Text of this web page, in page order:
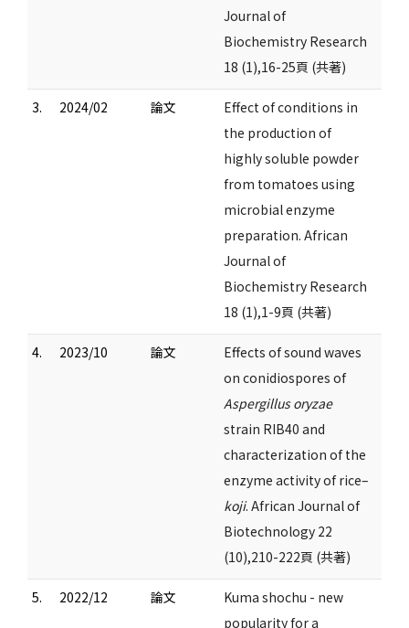
Journal of
Biochemistry Research
18 (1),16-25頁 (共著)
3. 2024/02 論文
Effect of conditions in
the production of
highly soluble powder
from tomatoes using
microbial enzyme
preparation. African
Journal of
Biochemistry Research
18 (1),1-9頁 (共著)
4. 2023/10 論文
Effects of sound waves
on conidiospores of
Aspergillus oryzae
strain RIB40 and
characterization of the
enzyme activity of rice–
koji. African Journal of
Biotechnology 22
(10),210-222頁 (共著)
5. 2022/12 論文
Kuma shochu - new
popularity for a